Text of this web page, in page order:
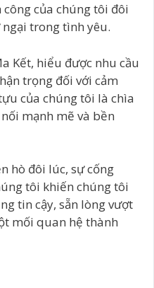
của chúng tôi đôi
trong tình yêu.
Kết, hiểu được nhu cầu
trọng đối với cảm
của chúng tôi là chìa
mạnh mẽ và bền
hò đôi lúc, sự cống
tôi khiến chúng tôi
tin cậy, sẵn lòng vượt
mối quan hệ thành